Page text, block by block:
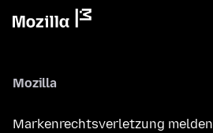
Mozilla
Markenrechtsverletzung melden